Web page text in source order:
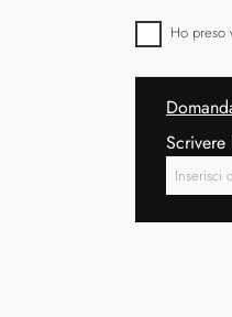
Ho preso